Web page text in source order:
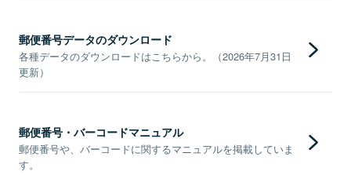
郵便番号データのダウンロード
各種データのダウンロードはこちらから。（2026年7月31日
更新）
郵便番号・バーコードマニュアル
郵便番号や、バーコードに関するマニュアルを掲載していま
す。